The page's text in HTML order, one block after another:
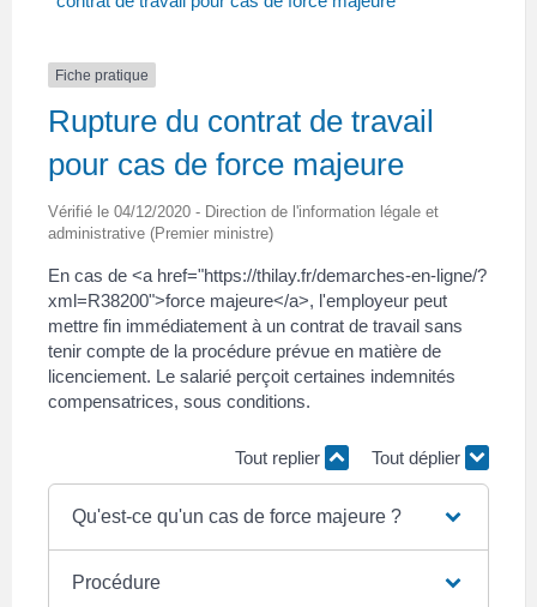
Fiche pratique
Rupture du contrat de travail
pour cas de force majeure
Vérifié le 04/12/2020 - Direction de l'information légale et
administrative (Premier ministre)
En cas de <a href="https://thilay.fr/demarches-en-ligne/?
xml=R38200">force majeure</a>, l'employeur peut
mettre fin immédiatement à un contrat de travail sans
tenir compte de la procédure prévue en matière de
licenciement. Le salarié perçoit certaines indemnités
compensatrices, sous conditions.
Tout replier Tout déplier
Qu'est-ce qu'un cas de force majeure ?
Procédure